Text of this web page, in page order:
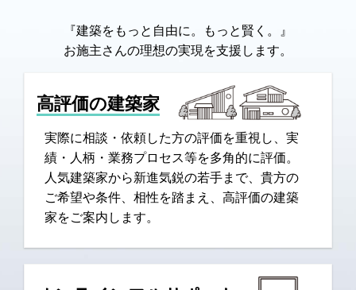
『建築をもっと自由に。もっと賢く。』
お施主さんの理想の実現を支援します。
高評価の建築家
実際に相談・依頼した方の評価を重視し、実
績・人柄・業務プロセス等を多角的に評価。
人気建築家から新進気鋭の若手まで、貴方の
ご希望や条件、相性を踏まえ、高評価の建築
家をご案内します。